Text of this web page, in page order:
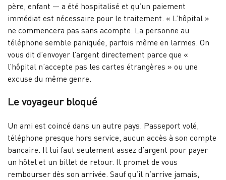
père, enfant — a été hospitalisé et qu’un paiement
immédiat est nécessaire pour le traitement. « L’hôpital »
ne commencera pas sans acompte. La personne au
téléphone semble paniquée, parfois même en larmes. On
vous dit d’envoyer l’argent directement parce que «
l’hôpital n’accepte pas les cartes étrangères » ou une
excuse du même genre.
Le voyageur bloqué
Un ami est coincé dans un autre pays. Passeport volé,
téléphone presque hors service, aucun accès à son compte
bancaire. Il lui faut seulement assez d’argent pour payer
un hôtel et un billet de retour. Il promet de vous
rembourser dès son arrivée. Sauf qu’il n’arrive jamais,